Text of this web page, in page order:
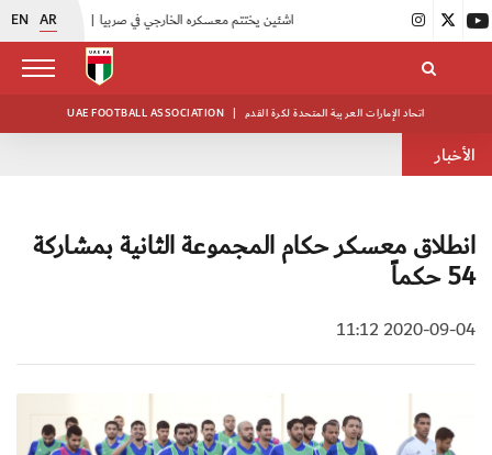
EN AR |
UAE FOOTBALL ASSOCIATION | اتحاد الإمارات العربية المتحدة لكرة القدم
الأخبار
انطلاق معسكر حكام المجموعة الثانية بمشاركة
54 حكماً
2020-09-04 11:12